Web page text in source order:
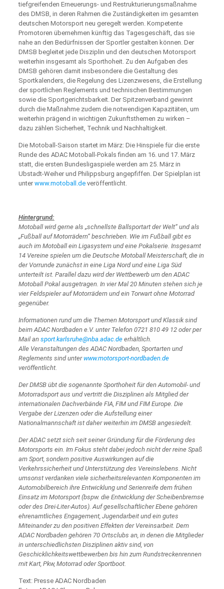
tiefgreifenden Erneuerungs- und Restrukturierungsmaßnahme
des DMSB, in deren Rahmen die Zuständigkeiten im gesamten
deutschen Motorsport neu geregelt werden. Kompetente
Promotoren übernehmen künftig das Tagesgeschäft, das sie
nahe an den Bedürfnissen der Sportler gestalten können. Der
DMSB begleitet jede Disziplin und den deutschen Motorsport
weiterhin insgesamt als Sporthoheit. Zu den Aufgaben des
DMSB gehören damit insbesondere die Gestaltung des
Sportkalenders, die Regelung des Lizenzwesens, die Erstellung
der sportlichen Reglements und technischen Bestimmungen
sowie die Sportgerichtsbarkeit. Der Spitzenverband gewinnt
durch die Maßnahme zudem die notwendigen Kapazitäten, um
weiterhin prägend in wichtigen Zukunftsthemen zu wirken –
dazu zählen Sicherheit, Technik und Nachhaltigkeit.
Die Motoball-Saison startet im März: Die Hinspiele für die erste
Runde des ADAC Motoball-Pokals finden am 16. und 17. März
statt, die ersten Bundesligaspiele werden am 25. März in
Ubstadt-Weiher und Philippsburg angepfiffen. Der Spielplan ist
unter www.motoball.deveröffentlicht.
Hintergrund:
Motoball wird gerne als „schnellste Ballsportart der Welt“ und als
„Fußball auf Motorrädern“ beschrieben. Wie im Fußball gibt es
auch im Motoball ein Ligasystem und eine Pokalserie. Insgesamt
14 Vereine spielen um die Deutsche Motoball Meisterschaft, die in
der Vorrunde zunächst in eine Liga Nord und eine Liga Süd
unterteilt ist. Parallel dazu wird der Wettbewerb um den ADAC
Motoball Pokal ausgetragen. In vier Mal 20 Minuten stehen sich je
vier Feldspieler auf Motorrädern und ein Torwart ohne Motorrad
gegenüber.
Informationen rund um die Themen Motorsport und Klassik sind
beim ADAC Nordbaden e.V. unter Telefon 0721 810 49 12 oder per
Mail an sport.karlsruhe@nba.adac.deerhältlich.
Alle Veranstaltungen des ADAC Nordbaden, Sportarten und
Reglements sind unterwww.motorsport-nordbaden.de
veröffentlicht.
Der DMSB übt die sogenannte Sporthoheit für den Automobil- und
Motorradsport aus und vertritt die Disziplinen als Mitglied der
internationalen Dachverbände FIA, FIM und FIM Europe. Die
Vergabe der Lizenzen oder die Aufstellung einer
Nationalmannschaft ist daher weiterhin im DMSB angesiedelt.
Der ADAC setzt sich seit seiner Gründung für die Förderung des
Motorsports ein. Im Fokus steht dabei jedoch nicht der reine Spaß
am Sport, sondern positive Auswirkungen auf die
Verkehrssicherheit und Unterstützung des Vereinslebens. Nicht
umsonst verdanken viele sicherheitsrelevanten Komponenten im
Automobilbereich ihre Entwicklung und Serienreife dem frühen
Einsatz im Motorsport (bspw. die Entwicklung der Scheibenbremse
oder des Drei-Liter-Autos). Auf gesellschaftlicher Ebene gehören
ehrenamtliches Engagement, Jugendarbeit und ein gutes
Miteinander zu den positiven Effekten der Vereinsarbeit. Dem
ADAC Nordbaden gehören 70 Ortsclubs an, in denen die Mitglieder
in unterschiedlichsten Disziplinen aktiv sind, von
Geschicklichkeitswettbewerben bis hin zum Rundstreckenrennen
mit Kart, Pkw, Motorrad oder Sportboot.
Text: Presse ADAC Nordbaden